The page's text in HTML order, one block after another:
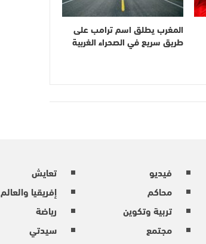
المغرب يطلق اسم ترامب على
طريق سريع في الصحراء الغربية
فيديو
محاكم
تربية وتكوين
مجتمع
تعايش
إفريقيا والعالم
رياضة
سيدتي